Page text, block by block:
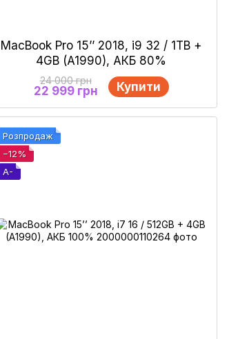
MacBook Pro 15’’ 2018, i9 32 / 1ТB +
4GB (A1990), АКБ 80%
24 000 грн
22 999 грн Купити
Розпродаж
−12%
A-